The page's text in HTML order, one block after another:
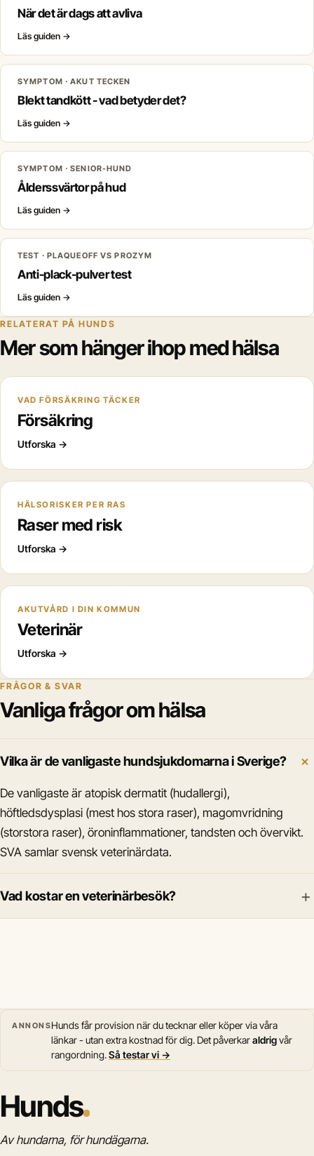
När det är dags att avliva
Läs guiden →
SYMPTOM · AKUT TECKEN
Blekt tandkött - vad betyder det?
Läs guiden →
SYMPTOM · SENIOR-HUND
Ålderssvärtor på hud
Läs guiden →
TEST · PLAQUEOFF VS PROZYM
Anti-plack-pulver test
Läs guiden →
RELATERAT PÅ HUNDS
Mer som hänger ihop med hälsa
VAD FÖRSÄKRING TÄCKER
Försäkring
Utforska →
HÄLSORISKER PER RAS
Raser med risk
Utforska →
AKUTVÅRD I DIN KOMMUN
Veterinär
Utforska →
FRÅGOR & SVAR
Vanliga frågor om hälsa
Vilka är de vanligaste hundsjukdomarna i Sverige?
De vanligaste är atopisk dermatit (hudallergi),
höftledsdysplasi (mest hos stora raser), magomvridning
(storstora raser), öroninflammationer, tandsten och övervikt.
SVA samlar svensk veterinärdata.
Vad kostar en veterinärbesök? +
ANNONSHunds får provision när du tecknar eller köper via våra
länkar - utan extra kostnad för dig. Det påverkaraldrigvår
rangordning.Så testar vi →
Hunds
Av hundarna, för hundägarna.